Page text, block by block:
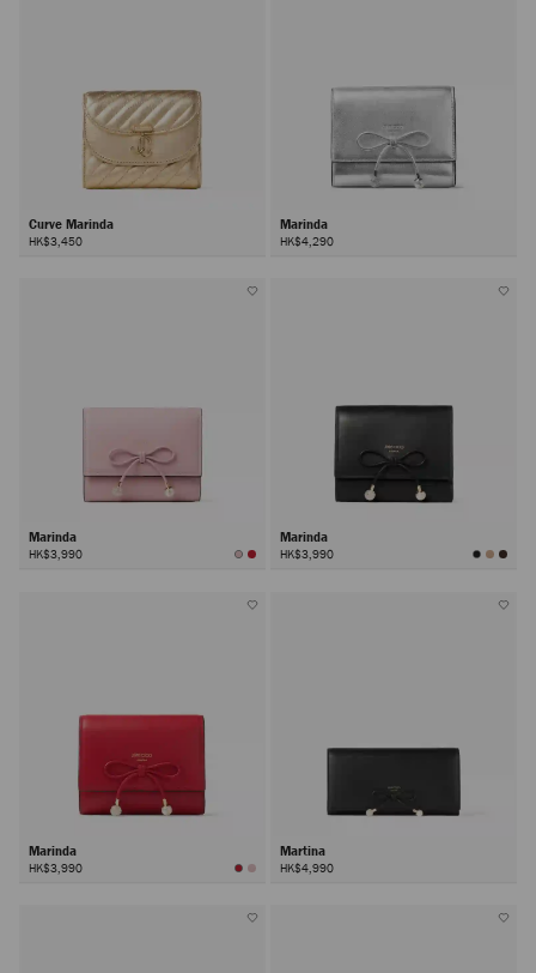
Curve Marinda
HK$3,450
Marinda
HK$4,290
Marinda
HK$3,990
Marinda
HK$3,990
Marinda
HK$3,990
Martina
HK$4,990